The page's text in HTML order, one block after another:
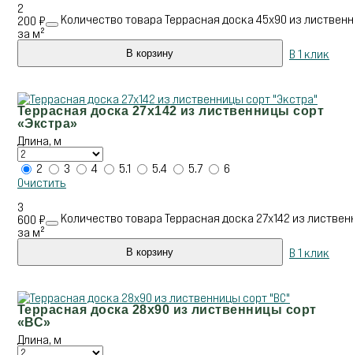
2
200 ₽
за м²
Количество товара Террасная доска 45х90 из
В корзину В 1 клик
Террасная доска 27х142 из лиственницы сорт
«Экстра»
Длина, м
2
3 4 5.1 5.4 5.7
6
Очистить
3
600 ₽
за м²
Количество товара Террасная доска 27х142 из
В корзину В 1 клик
Террасная доска 28х90 из лиственницы сорт
«ВС»
Длина, м